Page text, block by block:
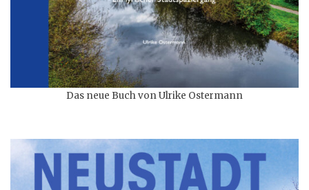
Das neue Buch von Ulrike Ostermann